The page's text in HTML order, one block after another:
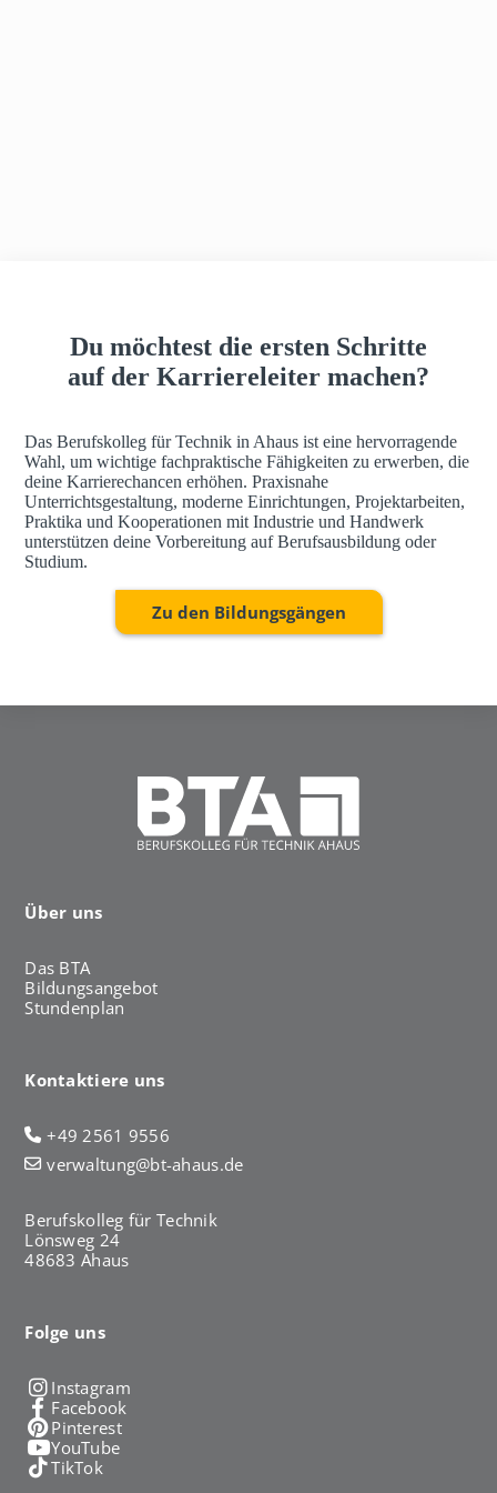
Du möchtest die ersten Schritte
auf der Karriereleiter machen?
Das Berufskolleg für Technik in Ahaus ist eine hervorragende
Wahl, um wichtige fachpraktische Fähigkeiten zu erwerben, die
deine Karrierechancen erhöhen. Praxisnahe
Unterrichtsgestaltung, moderne Einrichtungen, Projektarbeiten,
Praktika und Kooperationen mit Industrie und Handwerk
unterstützen deine Vorbereitung auf Berufsausbildung oder
Studium.
Zu den Bildungsgängen
Über uns
Das BTA
Bildungsangebot
Stundenplan
Kontaktiere uns
+49 2561 9556
verwaltung@bt-ahaus.de
Berufskolleg für Technik
Lönsweg 24
48683 Ahaus
Folge uns
Instagram
Facebook
Pinterest
YouTube
TikTok